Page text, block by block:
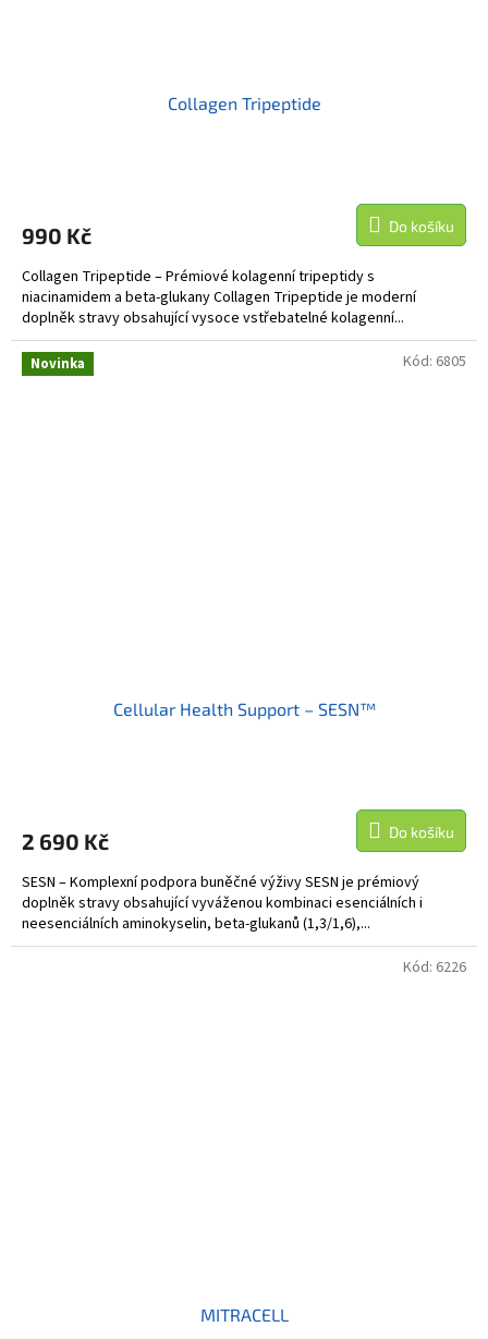
Collagen Tripeptide
990 Kč Do košíku
Collagen Tripeptide – Prémiové kolagenní tripeptidy s
niacinamidem a beta-glukany Collagen Tripeptide je moderní
doplněk stravy obsahující vysoce vstřebatelné kolagenní...
Novinka
Cellular Health Support – SESN™
2 690 Kč Do košíku
SESN – Komplexní podpora buněčné výživy SESN je prémiový
doplněk stravy obsahující vyváženou kombinaci esenciálních i
neesenciálních aminokyselin, beta-glukanů (1,3/1,6),...
Kód: 6805
MITRACELL
Kód: 6226